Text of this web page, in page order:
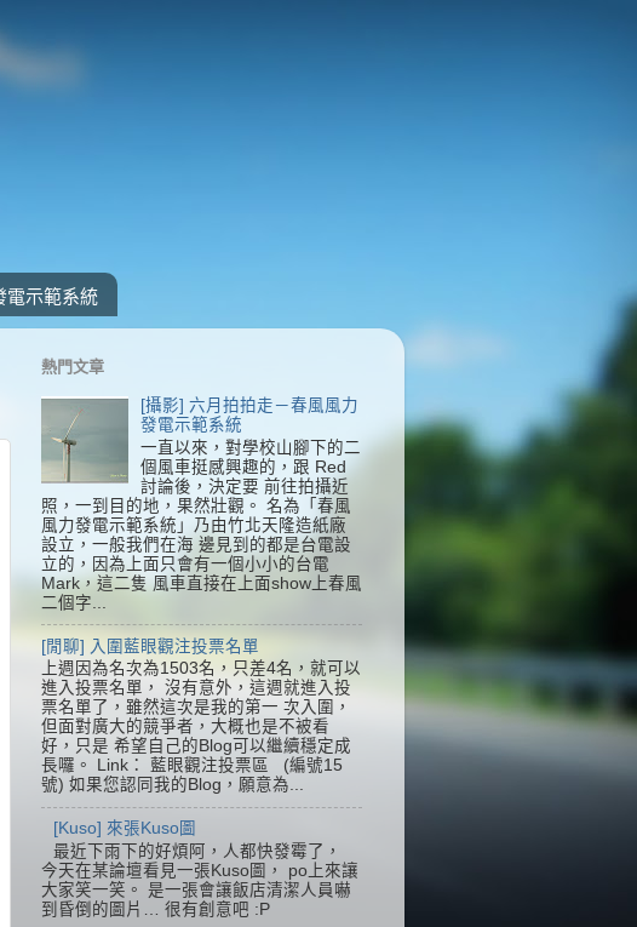
電示範系統
熱門文章
[攝影] 六月拍拍走－春風風力
發電示範系統
一直以來，對學校山腳下的二
個風車挺感興趣的，跟 Red
討論後，決定要 前往拍攝近
照，一到目的地，果然壯觀。 名為「春風
風力發電示範系統」乃由竹北天隆造紙廠
設立，一般我們在海 邊見到的都是台電設
立的，因為上面只會有一個小小的台電
Mark，這二隻 風車直接在上面show上春風
二個字...
[閒聊] 入圍藍眼觀注投票名單
上週因為名次為1503名，只差4名，就可以
進入投票名單， 沒有意外，這週就進入投
票名單了，雖然這次是我的第一 次入圍，
但面對廣大的競爭者，大概也是不被看
好，只是 希望自己的Blog可以繼續穩定成
長囉。 Link： 藍眼觀注投票區 (編號15
號) 如果您認同我的Blog，願意為...
[Kuso] 來張Kuso圖
最近下雨下的好煩阿，人都快發霉了，
今天在某論壇看見一張Kuso圖， po上來讓
大家笑一笑。 是一張會讓飯店清潔人員嚇
到昏倒的圖片… 很有創意吧 :P